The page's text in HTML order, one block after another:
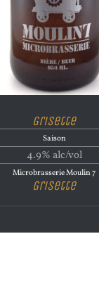
Grisette
Saison
4.9% alc/vol
Microbrasserie Moulin 7
Grisette